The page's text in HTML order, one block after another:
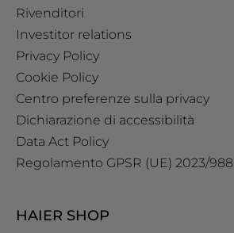
Rivenditori
Investitor relations
Privacy Policy
Cookie Policy
Centro preferenze sulla privacy
Dichiarazione di accessibilità
Data Act Policy
Regolamento GPSR (UE) 2023/988
HAIER SHOP